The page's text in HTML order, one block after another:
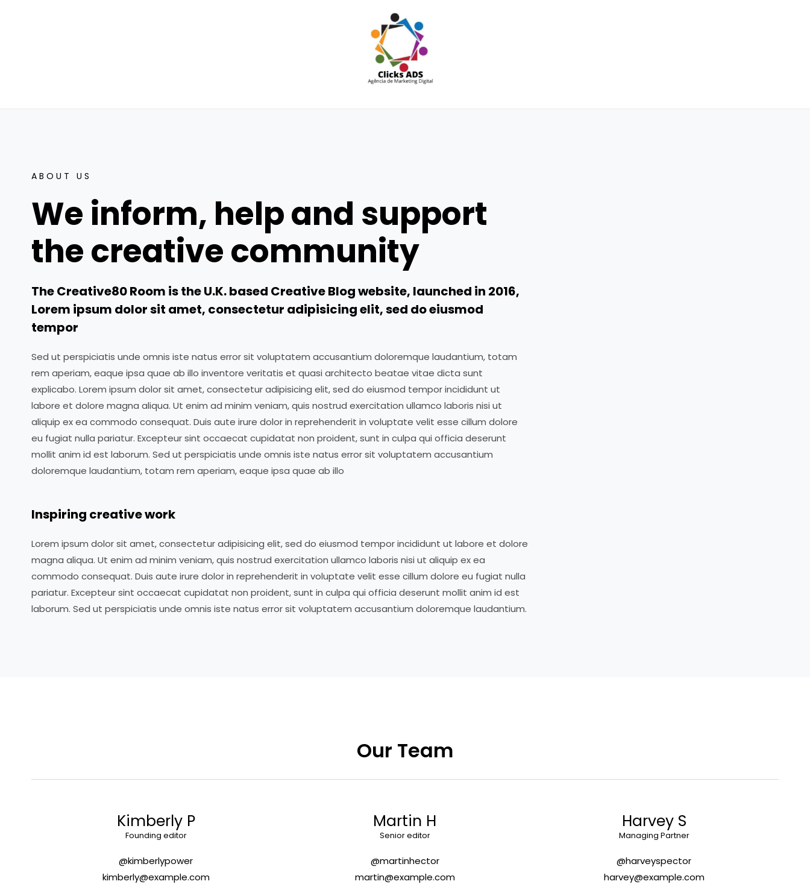
ABOUT US
We inform, help and support
the creative community
The Creative80 Room is the U.K. based Creative Blog website, launched in 2016,
Lorem ipsum dolor sit amet, consectetur adipisicing elit, sed do eiusmod
tempor
Sed ut perspiciatis unde omnis iste natus error sit voluptatem accusantium doloremque laudantium, totam
rem aperiam, eaque ipsa quae ab illo inventore veritatis et quasi architecto beatae vitae dicta sunt
explicabo. Lorem ipsum dolor sit amet, consectetur adipisicing elit, sed do eiusmod tempor incididunt ut
labore et dolore magna aliqua. Ut enim ad minim veniam, quis nostrud exercitation ullamco laboris nisi ut
aliquip ex ea commodo consequat. Duis aute irure dolor in reprehenderit in voluptate velit esse cillum dolore
eu fugiat nulla pariatur. Excepteur sint occaecat cupidatat non proident, sunt in culpa qui officia deserunt
mollit anim id est laborum. Sed ut perspiciatis unde omnis iste natus error sit voluptatem accusantium
doloremque laudantium, totam rem aperiam, eaque ipsa quae ab illo
Inspiring creative work
Lorem ipsum dolor sit amet, consectetur adipisicing elit, sed do eiusmod tempor incididunt ut labore et dolore
magna aliqua. Ut enim ad minim veniam, quis nostrud exercitation ullamco laboris nisi ut aliquip ex ea
commodo consequat. Duis aute irure dolor in reprehenderit in voluptate velit esse cillum dolore eu fugiat nulla
pariatur. Excepteur sint occaecat cupidatat non proident, sunt in culpa qui officia deserunt mollit anim id est
laborum. Sed ut perspiciatis unde omnis iste natus error sit voluptatem accusantium doloremque laudantium.
Our Team
Kimberly P
Founding editor
@kimberlypower
kimberly@example.com
Martin H
Senior editor
@martinhector
martin@example.com
Harvey S
Managing Partner
@harveyspector
harvey@example.com